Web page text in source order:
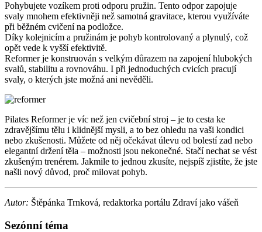
Pohybujete vozíkem proti odporu pružin. Tento odpor zapojuje
svaly mnohem efektivněji než samotná gravitace, kterou využíváte
při běžném cvičení na podložce.
Díky kolejnicím a pružinám je pohyb kontrolovaný a plynulý, což
opět vede k vyšší efektivitě.
Reformer je konstruován s velkým důrazem na zapojení hlubokých
svalů, stabilitu a rovnováhu. I při jednoduchých cvicích pracují
svaly, o kterých jste možná ani nevěděli.
Pilates Reformer je víc než jen cvičební stroj – je to cesta ke
zdravějšímu tělu i klidnější mysli, a to bez ohledu na vaši kondici
nebo zkušenosti. Můžete od něj očekávat úlevu od bolestí zad nebo
elegantní držení těla – možnosti jsou nekonečné. Stačí nechat se vést
zkušeným trenérem. Jakmile to jednou zkusíte, nejspíš zjistíte, že jste
našli nový důvod, proč milovat pohyb.
Autor: Štěpánka Trnková, redaktorka portálu Zdraví jako vášeň
Sezónní téma